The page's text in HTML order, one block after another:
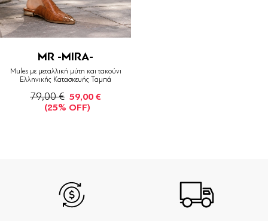
MR -MIRA-
Mules με μεταλλική μύτη και τακούνι
Ελληνικής Κατασκευής Ταμπά
79,00 € 59,00 €
(25% OFF)